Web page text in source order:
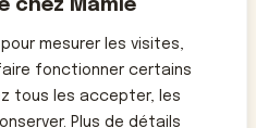
chez Mamie
mesurer les visites,
fonctionner certains
tous les accepter, les
Plus de détails